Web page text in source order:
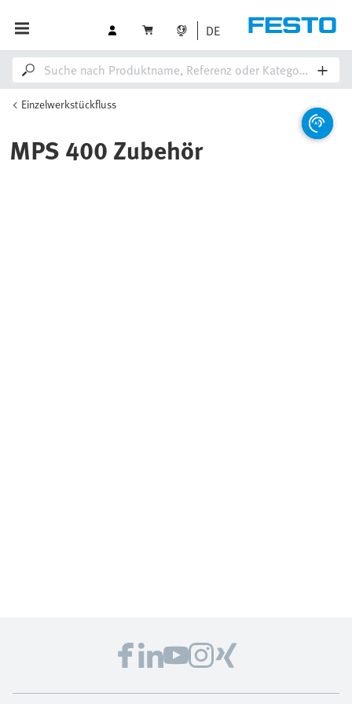
DE
Einzelwerkstückfluss
MPS 400 Zubehör